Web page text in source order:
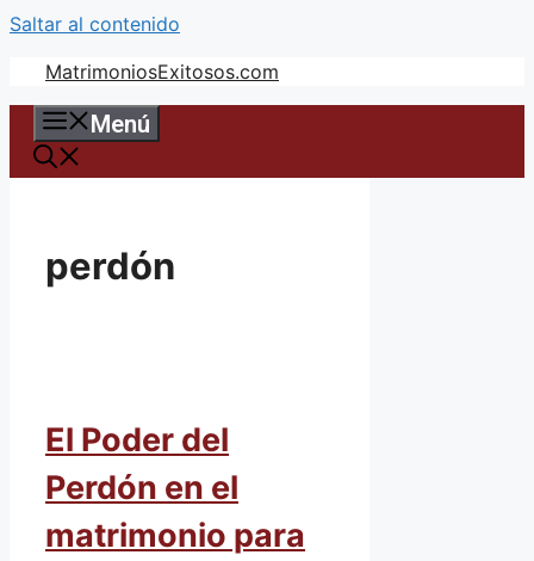
Saltar al contenido
MatrimoniosExitosos.com
Menú
perdón
El Poder del
Perdón en el
matrimonio para